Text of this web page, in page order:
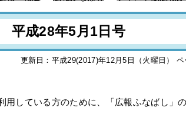
平成28年5月1日号
更新日：平成29(2017)年12月5日（火曜日） ペ
している方のために、「広報ふなばし」